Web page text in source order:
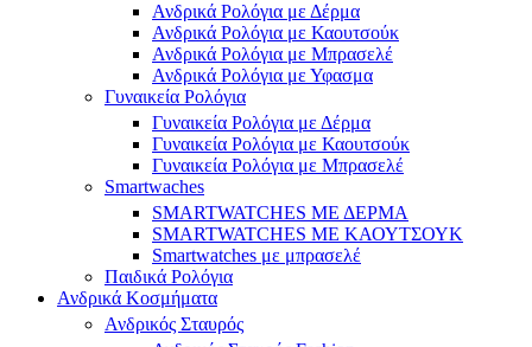
Ανδρικά Ρολόγια με Δέρμα
Ανδρικά Ρολόγια με Καουτσούκ
Ανδρικά Ρολόγια με Μπρασελέ
Ανδρικά Ρολόγια με Υφασμα
Γυναικεία Ρολόγια
Γυναικεία Ρολόγια με Δέρμα
Γυναικεία Ρολόγια με Καουτσούκ
Γυναικεία Ρολόγια με Μπρασελέ
Smartwaches
SMARTWATCHES ΜΕ ΔΕΡΜΑ
SMARTWATCHES ΜΕ ΚΑΟΥΤΣΟΥΚ
Smartwatches με μπρασελέ
Παιδικά Ρολόγια
Ανδρικά Κοσμήματα
Ανδρικός Σταυρός